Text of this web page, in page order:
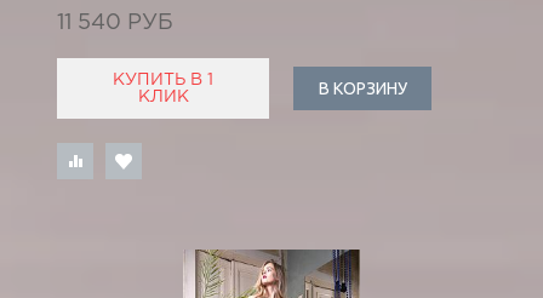
11 540 РУБ
КУПИТЬ В 1
КЛИК
В КОРЗИНУ